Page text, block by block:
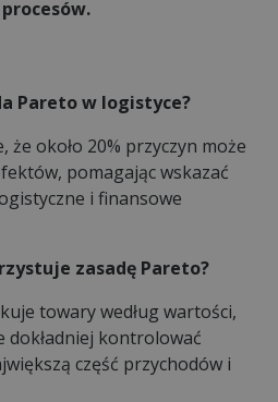
Pareto w logistyce?
że około 20% przyczyn może
pomagając wskazać
i finansowe
zasadę Pareto?
towary według wartości,
dokładniej kontrolować
część przychodów i